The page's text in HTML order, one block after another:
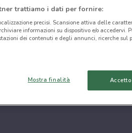
trattiamo i dati per fornire:
precisi. Scansione attiva delle
informazioni su dispositivo e/o accedervi.
dei contenuti e degli annunci, ricerche sul
Mostra finalità Accetto